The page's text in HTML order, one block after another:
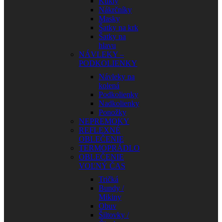
Nákrčníky
Masky
Šatky na krk
Šatky na
hlavu
NÁVLEKY –
PODKOLIENKY
Návleky na
kolená
Podkolienky
Nadkolienky
Ponožky
NEPREMOKY
REFLEXNÉ
OBLEČENIE
TERMOPRÁDLO
OBLEČENIE
VOĽNÝ ČAS
Tričká
Bundy /
Mikiny
Obuv
Šiltovky /